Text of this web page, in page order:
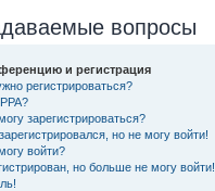
вопросы
и регистрация
регистрироваться?
зарегистрироваться?
но не могу войти!
войти?
но больше не могу войти!